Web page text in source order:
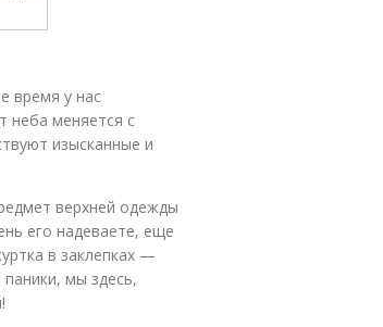
время у нас
неба меняется с
изысканные и
верхней одежды
его надеваете, еще
в заклепках —
мы здесь,